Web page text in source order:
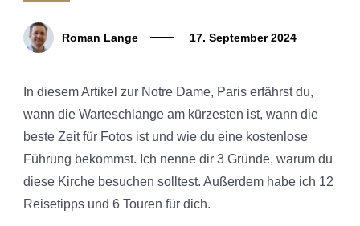
Roman Lange 17. September 2024
In diesem Artikel zur Notre Dame, Paris erfährst du,
wann die Warteschlange am kürzesten ist, wann die
beste Zeit für Fotos ist und wie du eine kostenlose
Führung bekommst. Ich nenne dir 3 Gründe, warum du
diese Kirche besuchen solltest. Außerdem habe ich 12
Reisetipps und 6 Touren für dich.